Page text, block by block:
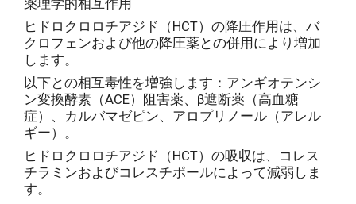
薬理学的相互作用
ヒドロクロロチアジド（HCT）の降圧作用は、バ
クロフェンおよび他の降圧薬との併用により増加
します。
以下との相互毒性を増強します：アンギオテンシ
ン変換酵素（ACE）阻害薬、β遮断薬（高血糖
症）、カルバマゼピン、アロプリノール（アレル
ギー）。
ヒドロクロロチアジド（HCT）の吸収は、コレス
チラミンおよびコレスチポールによって減弱しま
す。